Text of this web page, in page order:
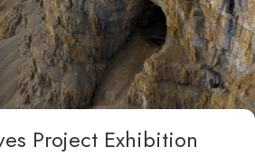
Project Exhibition